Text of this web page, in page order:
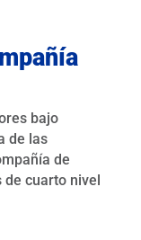
bajo
de las
de
de cuarto nivel